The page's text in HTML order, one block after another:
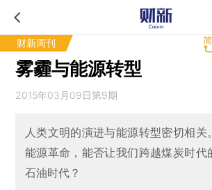
财新周刊
雾霾与能源转型
2015年03月09日第9期
人类文明的演进与能源转型密切相关
能源革命，能否让我们跨越煤炭时代
石油时代？